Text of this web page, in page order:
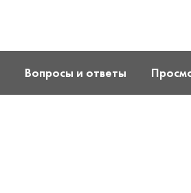
Вопросы и ответы